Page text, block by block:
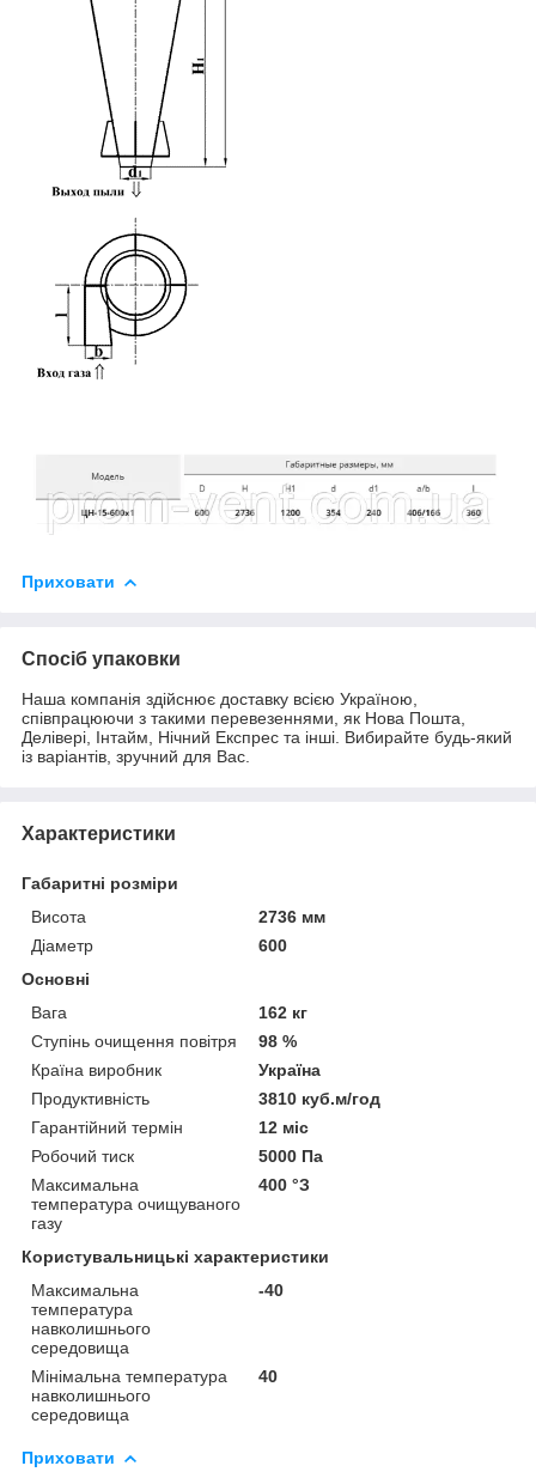
Приховати
Спосіб упаковки
Наша компанія здійснює доставку всією Україною,
співпрацюючи з такими перевезеннями, як Нова Пошта,
Делівері, Інтайм, Нічний Експрес та інші. Вибирайте будь-який
із варіантів, зручний для Вас.
Характеристики
Габаритні розміри
Висота
2736 мм
Діаметр
600
Основні
Вага
162 кг
Ступінь очищення повітря
98 %
Країна виробник
Україна
Продуктивність
3810 куб.м/год
Гарантійний термін
12 міс
Робочий тиск
5000 Па
Максимальна
температура очищуваного
газу
400 °З
Користувальницькі характеристики
Максимальна
температура
навколишнього
середовища
-40
Мінімальна температура
навколишнього
середовища
40
Приховати